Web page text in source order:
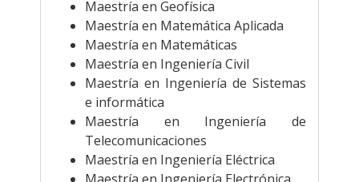
Maestría en Geofísica
Maestría en Matemática Aplicada
Maestría en Matemáticas
Maestría en Ingeniería Civil
Maestría en Ingeniería de Sistemas
e informática
Maestría en Ingeniería de
Telecomunicaciones
Maestría en Ingeniería Eléctrica